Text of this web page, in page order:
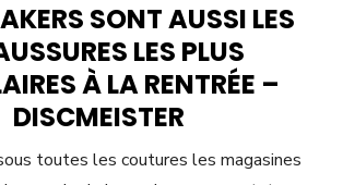
SONT AUSSI LES
LES PLUS
À LA RENTRÉE –
DISCMEISTER
toutes les coutures les magasines